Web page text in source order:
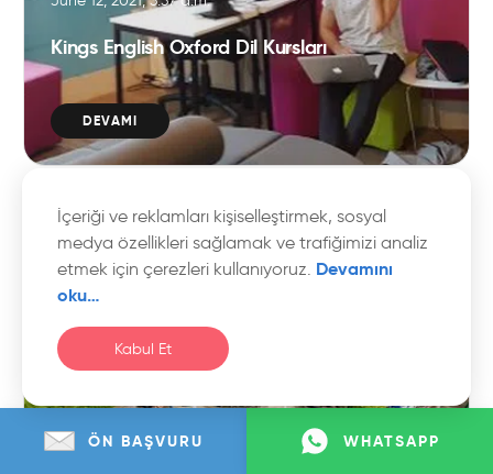
ÖN BAŞVURU WHATSAPP
İçeriği ve reklamları kişiselleştirmek, sosyal
medya özellikleri sağlamak ve trafiğimizi analiz
etmek için çerezleri kullanıyoruz. Devamını
oku…
Kabul Et
Kings English Oxford Dil Kursları
DEVAMI